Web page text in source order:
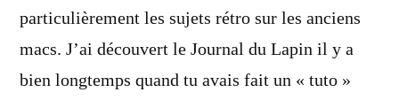
particulièrement les sujets rétro sur les anciens
macs. J’ai découvert le Journal du Lapin il y a
bien longtemps quand tu avais fait un « tuto »